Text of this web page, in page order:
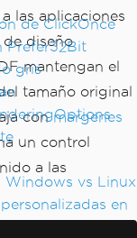
de ClickOnce
Prefer32Bit
gris
Windows vs Linux
en
las aplicaciones
diseño
mantengan el
tamaño original
conmargenes
un control
a las